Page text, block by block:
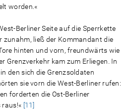
worden.«
Berliner Seite auf die Sperrkette
zunahm, ließ der Kommandant die
hinten und vorn, freundwärts wie
Grenzverkehr kam zum Erliegen. In
den sich die Grenzsoldaten
sie vorn die West-Berliner rufen:
forderten die Ost-Berliner
raus!« [11]